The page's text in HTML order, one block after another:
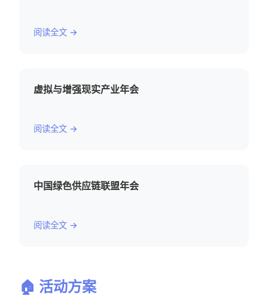
阅读全文 →
虚拟与增强现实产业年会
阅读全文 →
中国绿色供应链联盟年会
阅读全文 →
🏠 活动方案